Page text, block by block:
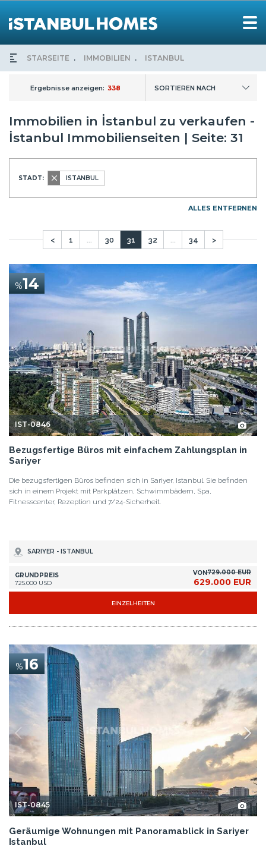
STARSEITE IMMOBILIEN ISTANBUL
Ergebnisse anzeigen: 338 SORTIEREN NACH
Immobilien in İstanbul zu verkaufen -
İstanbul Immobilienseiten | Seite: 31
STADT: ISTANBUL
ALLES ENTFERNEN
< 1 30 31 32 34 >
%14
IST-0846
Bezugsfertige Büros mit einfachem Zahlungsplan in
Sariyer
Die bezugsfertigen Büros befinden sich in Sariyer, Istanbul. Sie befinden
sich in einem Projekt mit Parkplätzen, Schwimmbädern, Spa,
Fitnesscenter, Rezeption und 7/24-Sicherheit.
SARIYER - ISTANBUL
GRUNDPREIS
725.000 USD
VON729.000 EUR
629.000 EUR
EINZELHEITEN
%16
IST-0845
Geräumige Wohnungen mit Panoramablick in Sariyer
Istanbul